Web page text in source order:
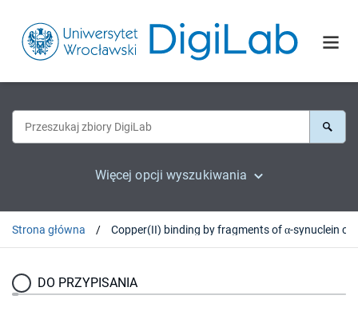
Więcej opcji wyszukiwania
Strona główna
DO PRZYPISANIA